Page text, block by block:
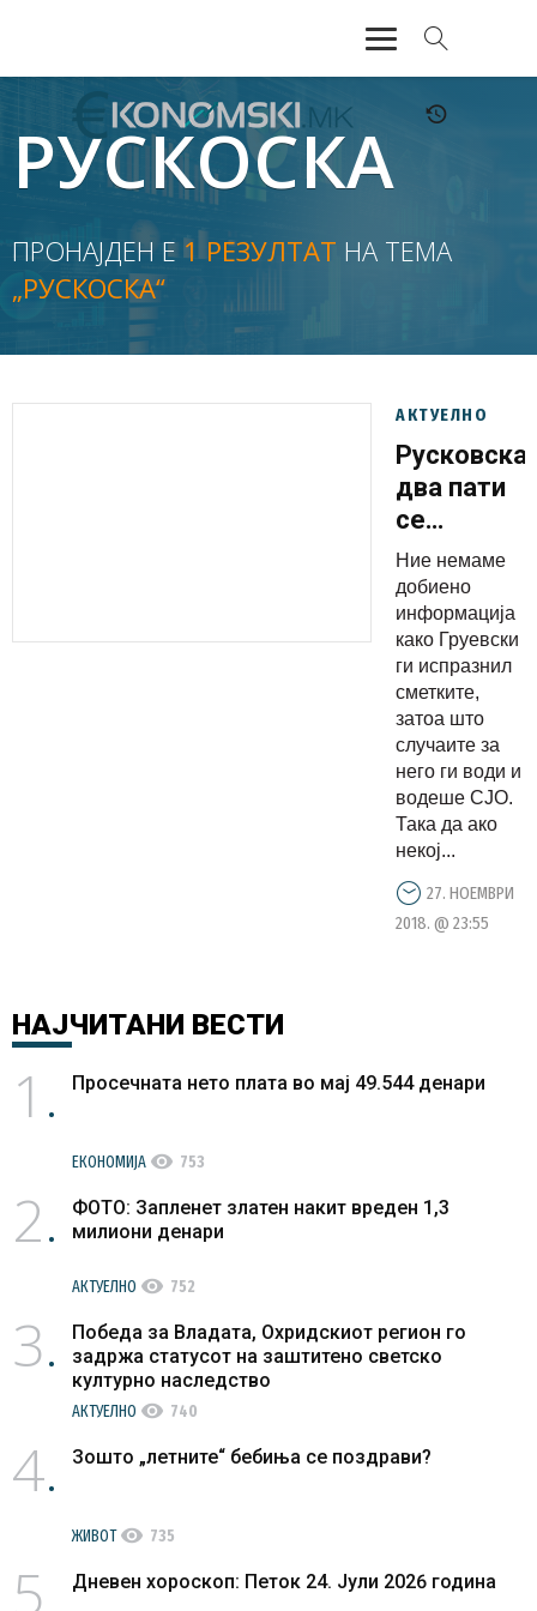
АКТУЕЛНО
ЕКОНОМИЈА
ФИНАНСИИ
БАНКАРСТВО
ЖИВОТ
РУСКОСКА
ПРОНАЈДЕН Е1 РЕЗУЛТАТ НА ТЕМА
„РУСКОСКА“
АКТУЕЛНО
Русковска
два пати
се
себеси за
сметките
на
Груевски
Ние немаме
добиено
информација
како Груевски
ги испразнил
сметките,
затоа што
случаите за
него ги води и
водеше СЈО.
Така да ако
некој...
27. НОЕМВРИ
2018. @ 23:55
НАЈЧИТАНИ ВЕСТИ
1 Просечната нето плата во мај 49.544 денари
ЕКОНОМИЈА visibility 753
2
ФОТО: Запленет златен накит вреден 1,3
милиони денари
АКТУЕЛНО visibility 752
3
Победа за Владата, Охридскиот регион го
задржа статусот на заштитено светско
културно наследство
АКТУЕЛНО visibility 740
4 Зошто „летните“ бебиња се поздрави?
ЖИВОТvisibility 735
5 Дневен хороскоп: Петок 24. Јули 2026 година